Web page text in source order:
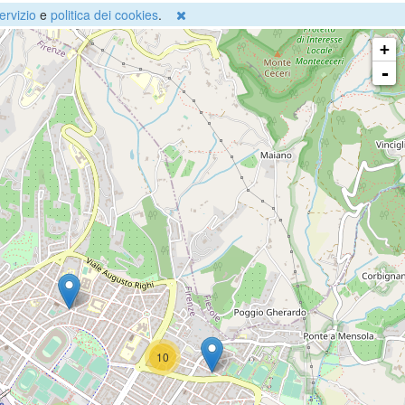
e politica dei cookies.
10
+
-